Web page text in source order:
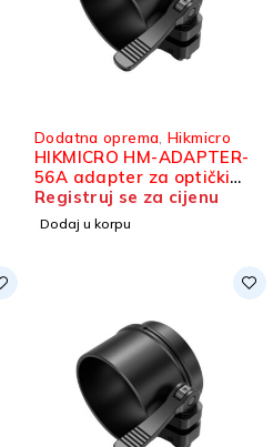
Dodatna oprema Hikmicro
HIKMICRO HM-ADAPTER-
56A adapter za optički
ciljnik
Registruj se za cijenu
Dodaj u korpu